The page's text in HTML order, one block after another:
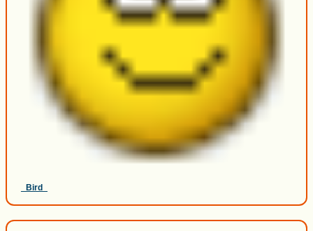
_Bird_